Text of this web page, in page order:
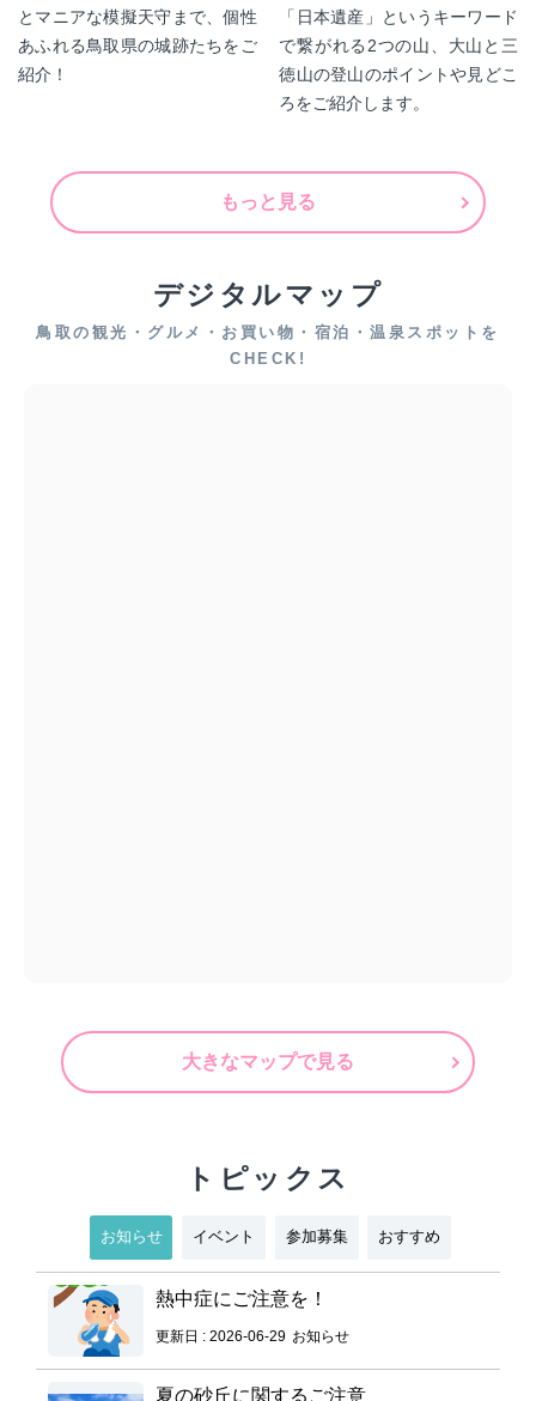
とマニアな模擬天守まで、個性
あふれる鳥取県の城跡たちをご
紹介！
「日本遺産」というキーワード
で繋がれる2つの山、大山と三
徳山の登山のポイントや見どこ
ろをご紹介します。
もっと見る
デジタルマップ
鳥取の観光・グルメ・お買い物・宿泊・温泉スポットを
CHECK!
大きなマップで見る
トピックス
お知らせ イベント 参加募集 おすすめ
熱中症にご注意を！
更新日 : 2026-06-29 お知らせ
夏の砂丘に関するご注意